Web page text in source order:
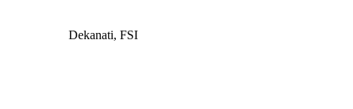
Dekanati, FSI